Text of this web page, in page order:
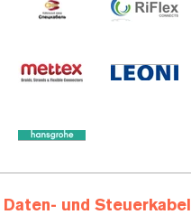
Daten- und Steuerkabel